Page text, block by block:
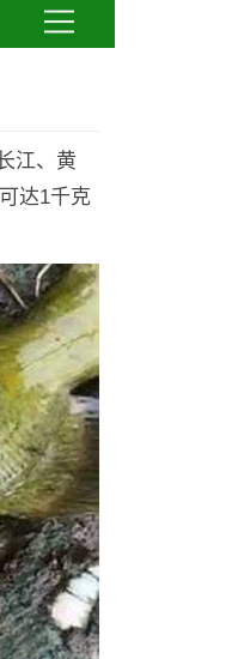
江、黄
达1千克